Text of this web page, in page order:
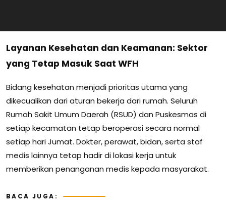
Layanan Kesehatan dan Keamanan: Sektor
yang Tetap Masuk Saat WFH
Bidang kesehatan menjadi prioritas utama yang
dikecualikan dari aturan bekerja dari rumah. Seluruh
Rumah Sakit Umum Daerah (RSUD) dan Puskesmas di
setiap kecamatan tetap beroperasi secara normal
setiap hari Jumat. Dokter, perawat, bidan, serta staf
medis lainnya tetap hadir di lokasi kerja untuk
memberikan penanganan medis kepada masyarakat.
BACA JUGA: